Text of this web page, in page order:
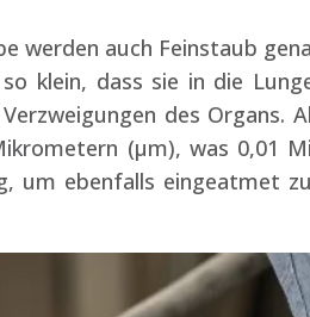
werden auch Feinstaub
klein, dass sie in die
des Organs.
(µm), was 0,01
um ebenfalls eingeatmet